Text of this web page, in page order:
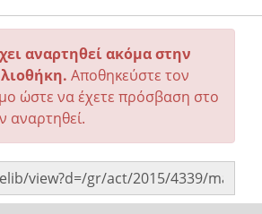
αναρτηθεί ακόμα στην
Αποθηκεύστε τον
ώστε να έχετε πρόσβαση στο
αναρτηθεί.